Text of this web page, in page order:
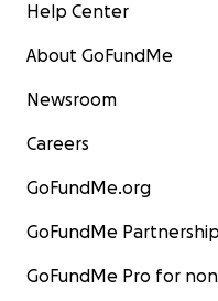
Help Center
About GoFundMe
Newsroom
Careers
GoFundMe.org
GoFundMe
GoFundMe Pro for